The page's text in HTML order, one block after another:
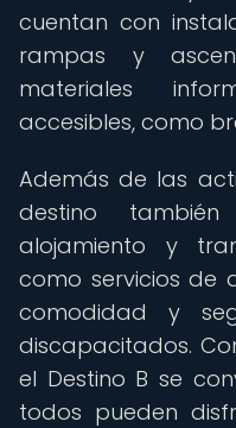
cuentan con
rampas y
materiales
accesibles, como
Además de las
destino
alojamiento y
como servicios de
comodidad y
discapacitados.
el Destino B se
todos pueden